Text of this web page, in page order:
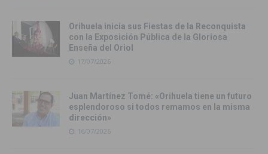
Orihuela inicia sus Fiestas de la Reconquista
con la Exposición Pública de la Gloriosa
Enseña del Oriol
17/07/2026
Juan Martínez Tomé: «Orihuela tiene un futuro
esplendoroso si todos remamos en la misma
dirección»
16/07/2026